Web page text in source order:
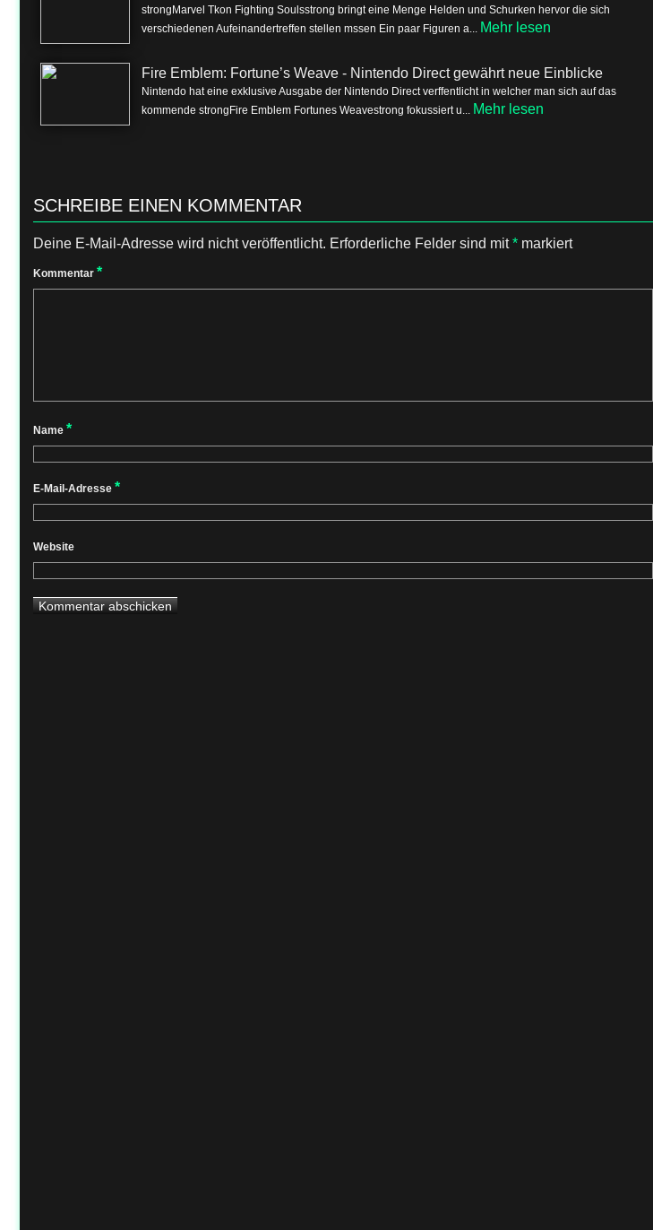
strongMarvel Tkon Fighting Soulsstrong bringt eine Menge Helden und Schurken hervor die sich
verschiedenen Aufeinandertreffen stellen mssen Ein paar Figuren a... Mehr lesen
Fire Emblem: Fortune’s Weave - Nintendo Direct gewährt neue Einblicke
Nintendo hat eine exklusive Ausgabe der Nintendo Direct verffentlicht in welcher man sich auf das
kommende strongFire Emblem Fortunes Weavestrong fokussiert u... Mehr lesen
SCHREIBE EINEN KOMMENTAR
Deine E-Mail-Adresse wird nicht veröffentlicht. Erforderliche Felder sind mit* markiert
Kommentar *
Name *
E-Mail-Adresse *
Website